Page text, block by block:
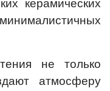
керамических
не только
атмосферу